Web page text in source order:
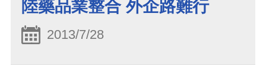
陸藥品業整合 外企路難行
2013/7/28